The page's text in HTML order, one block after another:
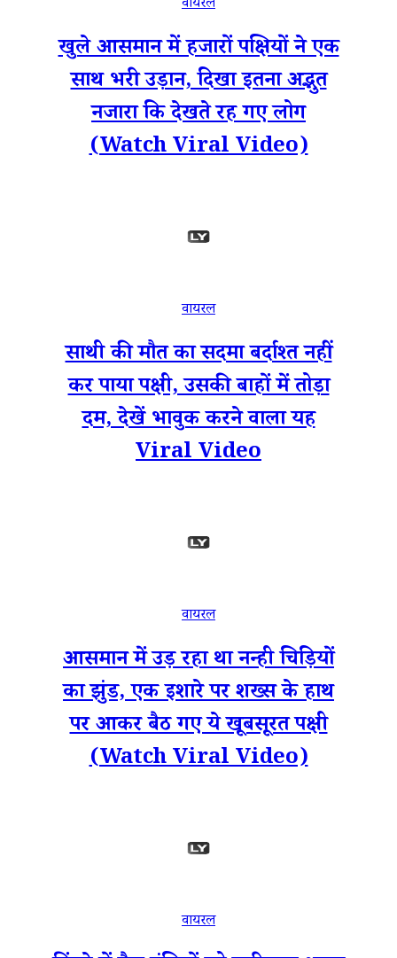
वायरल
खुले आसमान में हजारों पक्षियों ने एक
साथ भरी उड़ान, दिखा इतना अद्भुत
नजारा कि देखते रह गए लोग
(Watch Viral Video)
वायरल
साथी की मौत का सदमा बर्दाश्त नहीं
कर पाया पक्षी, उसकी बाहों में तोड़ा
दम, देखें भावुक करने वाला यह
Viral Video
वायरल
आसमान में उड़ रहा था नन्ही चिड़ियों
का झुंड, एक इशारे पर शख्स के हाथ
पर आकर बैठ गए ये खूबसूरत पक्षी
(Watch Viral Video)
वायरल